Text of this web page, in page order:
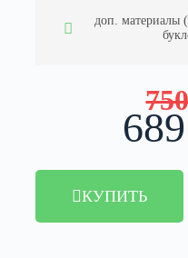
доп. материалы
КУПИТЬ